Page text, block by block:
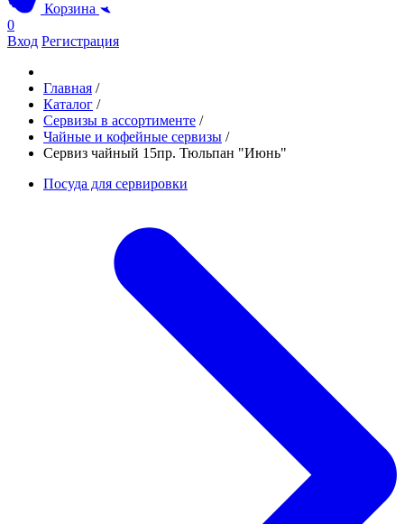
Корзина
0
Вход Регистрация
Главная /
Каталог /
Сервизы в ассортименте /
Чайные и кофейные сервизы /
Сервиз чайный 15пр. Тюльпан "Июнь"
Посуда для сервировки